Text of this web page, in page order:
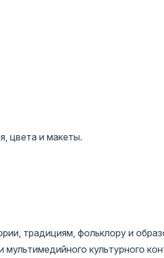
цвета и макеты.
традициям, фольклору и
культурного